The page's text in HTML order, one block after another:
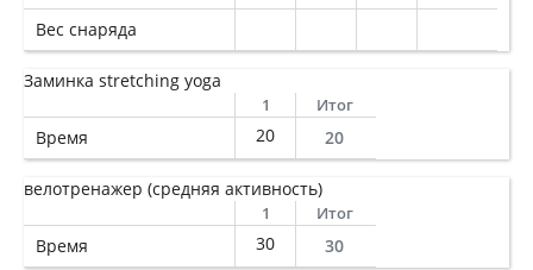
Вес снаряда
Заминка stretching yoga
1 Итог
Время 20 20
велотренажер (средняя активность)
1 Итог
Время 30 30